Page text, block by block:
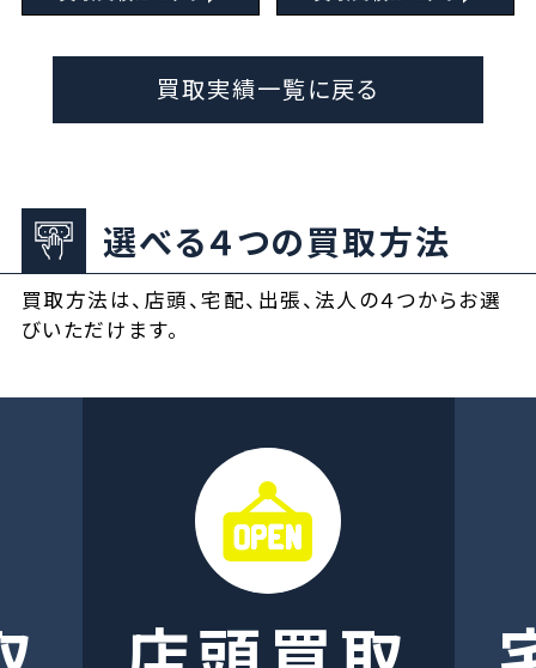
買取実績一覧に戻る
選べる４つの買取方法
買取方法は、店頭、宅配、出張、法人の４つからお選
びいただけます。